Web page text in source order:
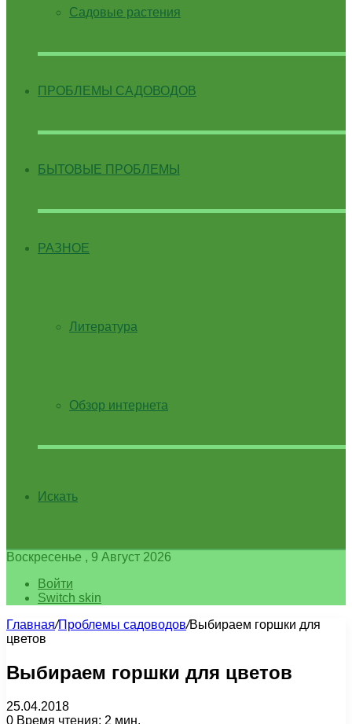
Садовые растения
ПРОБЛЕМЫ САДОВОДОВ
БЫТОВЫЕ ПРОБЛЕМЫ
РАЗНОЕ
Литература
Обзор интернета
Искать
Воскресенье , 9 Август 2026
Войти
Switch skin
Главная/Проблемы садоводов/Выбираем горшки для
цветов
Выбираем горшки для цветов
25.04.2018
0 Время чтения: 2 мин.